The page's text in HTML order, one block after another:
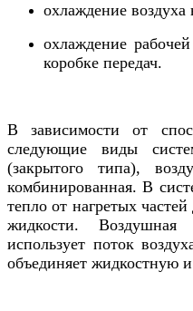
охлаждение воздуха
охлаждение
коробке передач.
В зависимости от
следующие виды
(закрытого типа),
комбинированная. В
тепло от нагретых
жидкости. Воздушная
использует поток
объединяет жидкостную